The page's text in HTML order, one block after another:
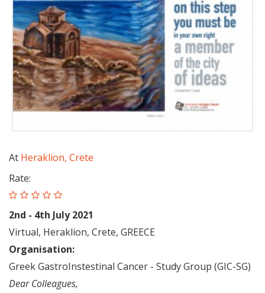
At Heraklion, Crete
Rate:
2nd - 4th July 2021
Virtual, Heraklion, Crete, GREECE
Organisation:
Greek GastroInstestinal Cancer - Study Group (GIC-SG)
Dear Colleagues,